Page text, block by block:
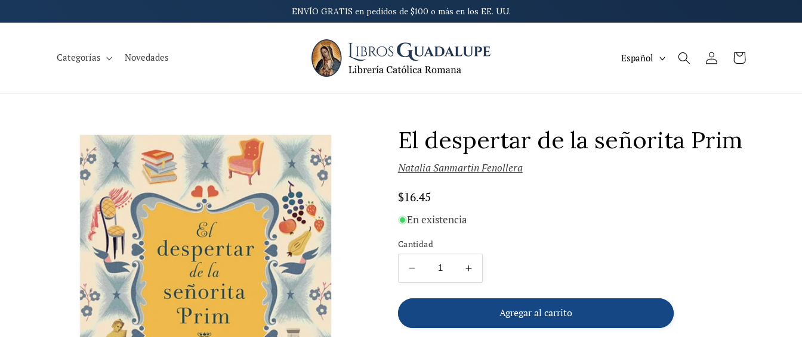
al contenido
ENVÍO GRATIS en pedidos de $100 o más en los EE. UU.
Categorías Novedades
m
a
Español
Iniciar
sesión
Carrito
a la
información
del producto
El despertar de la señorita Prim
Natalia Sanmartin Fenollera
Precio
habitual
$16.45
En existencia
Cantidad
Reducir
cantidad
para
despertar
Aumentar
cantidad
para
despertar
Agregar al carrito